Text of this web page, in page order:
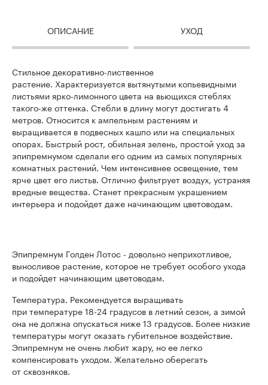
ОПИСАНИЕ УХОД
Стильное декоративно-лиственное
растение. Характеризуется вытянутыми копьевидными
листьями ярко-лимонного цвета на вьющихся стеблях
такого-же оттенка. Стебли в длину могут достигать 4
метров. Относится к ампельным растениям и
выращивается в подвесных кашпо или на специальных
опорах. Быстрый рост, обильная зелень, простой уход за
эпипремнумом сделали его одним из самых популярных
комнатных растений. Чем интенсивнее освещение, тем
ярче цвет его листьв. Отлично фильтрует воздух, устраняя
вредные вещества. Станет прекрасным украшением
интерьера и подойдет даже начинающим цветоводам.
Эпипремнум Голден Лотос - довольно неприхотливое,
выносливое растение, которое не требует особого ухода
и подойдет начинающим цветоводам.
Температура. Рекомендуется выращивать
при температуре 18-24 градусов в летний сезон, а зимой
она не должна опускаться ниже 13 градусов. Более низкие
температуры могут оказать губительное воздействие.
Эпипремнум не очень любит жару, но ее легко
компенсировать уходом. Желательно оберегать
от сквозняков.